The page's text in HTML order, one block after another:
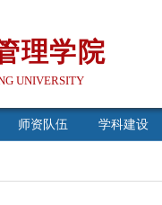
理学院
UNIVERSITY
师资队伍 学科建设